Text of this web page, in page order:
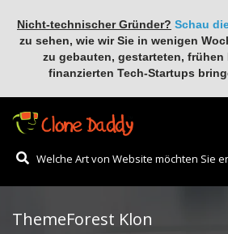
Nicht-technischer Gründer? Schau
zu sehen, wie wir Sie in wenigen
zu gebauten, gestarteten, frühen
finanzierten Tech-Startups
ThemeForest Klon